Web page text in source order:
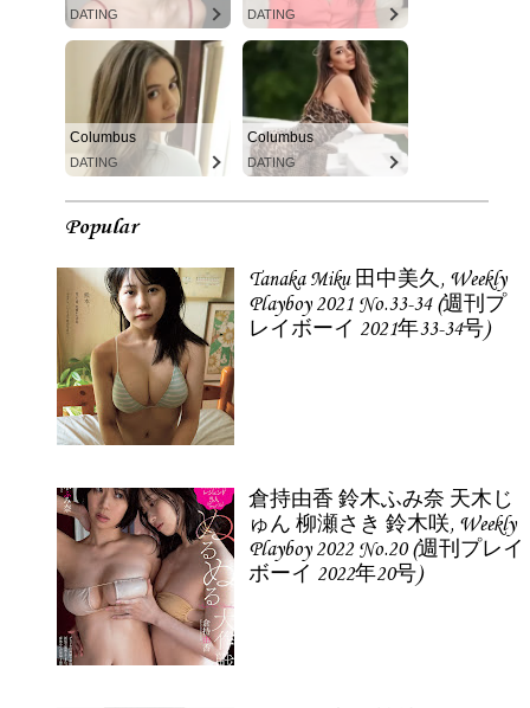
DATING DATING
Columbus
DATING
Columbus
DATING
Popular
Tanaka Miku 田中美久, Weekly
Playboy 2021 No.33-34 (週刊プ
レイボーイ 2021年33-34号)
倉持由香 鈴木ふみ奈 天木じ
ゅん 柳瀬さき 鈴木咲, Weekly
Playboy 2022 No.20 (週刊プレイ
ボーイ 2022年20号)